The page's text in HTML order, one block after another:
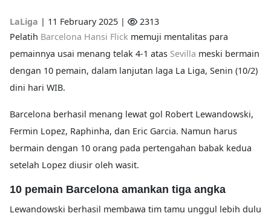
LaLiga | 11 February 2025 |
2313
Pelatih Barcelona Hansi Flick memuji mentalitas para
pemainnya usai menang telak 4-1 atas Sevilla meski bermain
dengan 10 pemain, dalam lanjutan laga La Liga, Senin (10/2)
dini hari WIB.
Barcelona berhasil menang lewat gol Robert Lewandowski,
Fermin Lopez, Raphinha, dan Eric Garcia. Namun harus
bermain dengan 10 orang pada pertengahan babak kedua
setelah Lopez diusir oleh wasit.
10 pemain Barcelona amankan tiga angka
Lewandowski berhasil membawa tim tamu unggul lebih dulu